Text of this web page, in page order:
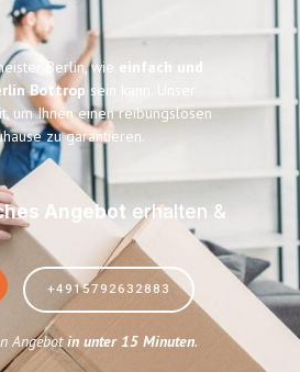
Berlin, wie einfach und
Bottrop sein kann. Unser
um Ihnen einen reibungslosen
zu garantieren.
Angebot erhalten &
+4915792632883
Angebotin unter 15 Minuten.